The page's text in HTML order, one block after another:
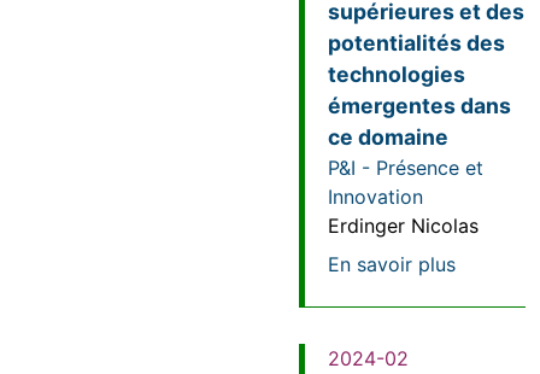
supérieures et des
potentialités des
technologies
émergentes dans
ce domaine
P&I - Présence et
Innovation
Erdinger Nicolas
En savoir plussur
2024-02